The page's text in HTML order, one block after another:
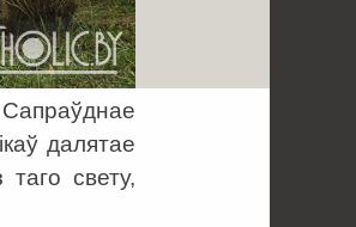
далятае
свету,